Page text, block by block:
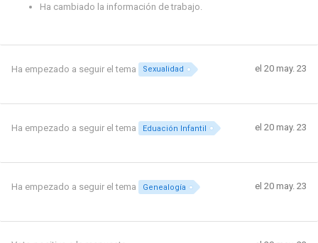
Ha cambiado la información de trabajo.
Ha empezado a seguir el tema Sexualidad el 20 may. 23
Ha empezado a seguir el tema Eduación Infantil el 20 may. 23
Ha empezado a seguir el tema Genealogía el 20 may. 23